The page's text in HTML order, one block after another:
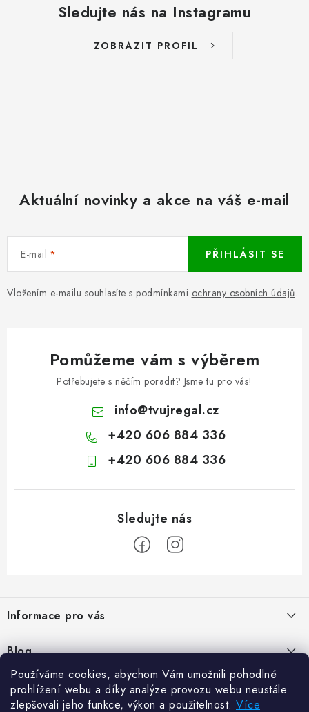
Používáme cookies, abychom Vám umožnili pohodlné
prohlížení webu a díky analýze provozu webu neustále
zlepšovali jeho funkce, výkon a použitelnost. Více
Sledujte nás na Instagramu
ZOBRAZIT PROFIL
Aktuální novinky a akce na váš e-mail
E-mail
Vložením e-mailu souhlasíte s podmínkami ochrany osobních údajů.
PŘIHLÁSIT SE
Pomůžeme vám s výběrem
Potřebujete s něčím poradit? Jsme tu pro vás!
info@tvujregal.cz
+420 606 884 336
+420 606 884 336
p
a
t
Informace pro vás
Kontakty
Hodnocení obchodu
Reklamace zboží
Blog
Jak vybrat poštovní schránku?
21.5.2024
Facebook